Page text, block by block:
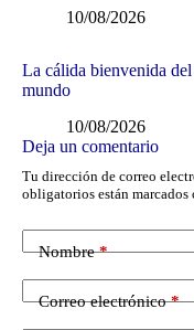
10/08/2026
La cálida bienvenida
mundo
10/08/2026
Deja un comentario
Tu dirección de correo
obligatorios están marcados
Nombre*
Correo electrónico*